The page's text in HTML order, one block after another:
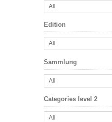
All
Edition
All
Sammlung
All
Categories level 2
All